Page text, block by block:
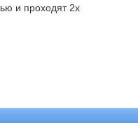
и проходят 2х